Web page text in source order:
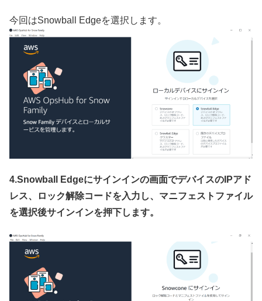
今回はSnowball Edgeを選択します。
4.Snowball Edgeにサインインの画面でデバイスのIPアド
レス、ロック解除コードを入力し、マニフェストファイル
を選択後サインインを押下します。